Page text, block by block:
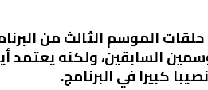
انطلاق أولى حلقات الموسم
السابقين، ولكنه يعتمد
كبيرا في البرنامج.